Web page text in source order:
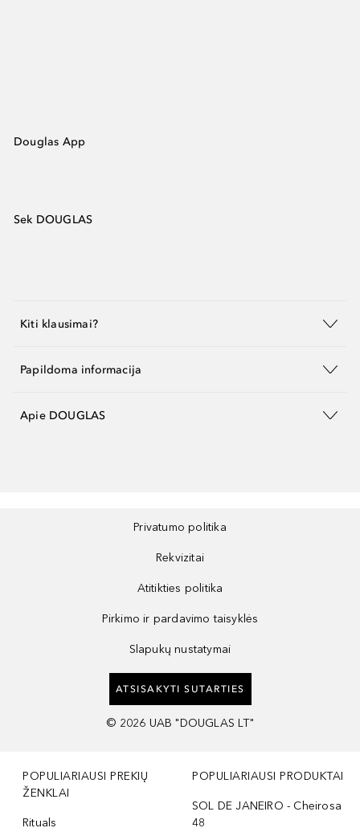
Douglas App
Sek DOUGLAS
Kiti klausimai?
Papildoma informacija
Apie DOUGLAS
Privatumo politika
Rekvizitai
Atitikties politika
Pirkimo ir pardavimo taisyklės
Slapukų nustatymai
ATSISAKYTI SUTARTIES
© 2026 UAB "DOUGLAS LT"
POPULIARIAUSI PREKIŲ
ŽENKLAI
Rituals
POPULIARIAUSI PRODUKTAI
SOL DE JANEIRO - Cheirosa
48